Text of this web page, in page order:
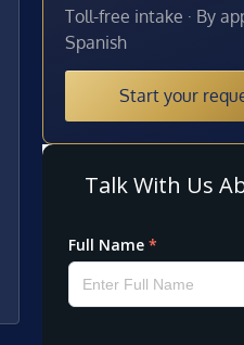
Toll-free intake · By
Spanish
Start your